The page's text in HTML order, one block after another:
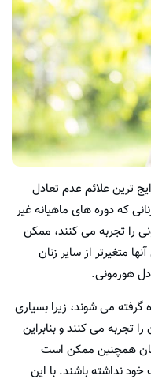
ترین علائم عدم تعادل
که دوره های ماهیانه غیر
را تجربه می کنند، ممکن
متغیرتر از سایر زنان
هورمونی.
می شوند، زیرا بسیاری
تجربه می کنند و بنابراین
همچنین ممکن است
نداشته باشند. با این